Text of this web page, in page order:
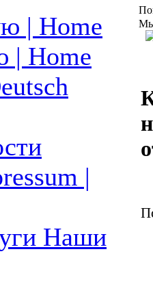
| Home
|
Наши
Мы